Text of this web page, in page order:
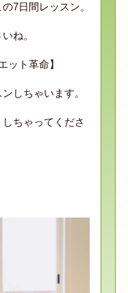
7日間レッスン。
ね。
ット革命】
しちゃいます。
ちゃってくださ